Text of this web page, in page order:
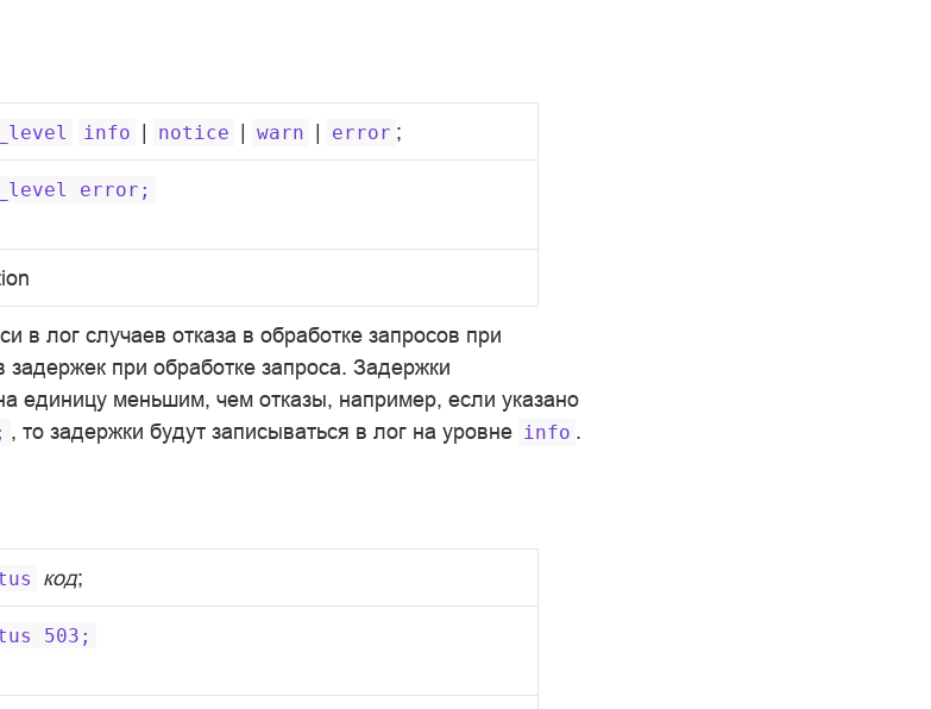
info | notice | warn | error ;
error;
в лог случаев отказа в обработке запросов при
при обработке запроса. Задержки
единицу меньшим, чем отказы, например, если указано
, то задержки будут записываться в лог на уровне info .
код;
503;